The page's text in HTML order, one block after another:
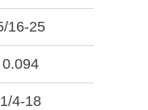
16-25
0.094
1/4-18